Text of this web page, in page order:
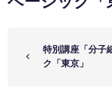
特別講座「分子
ク「東京」